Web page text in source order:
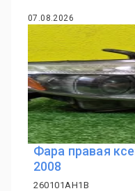
07.08.2026
Фара правая
2008
260101AH1B